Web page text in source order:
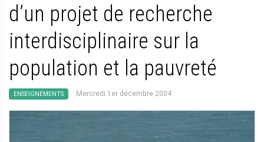
d’un projet de recherche
interdisciplinaire sur la
population et la pauvreté
ENSEIGNEMENTS Mercredi 1er décembre 2004